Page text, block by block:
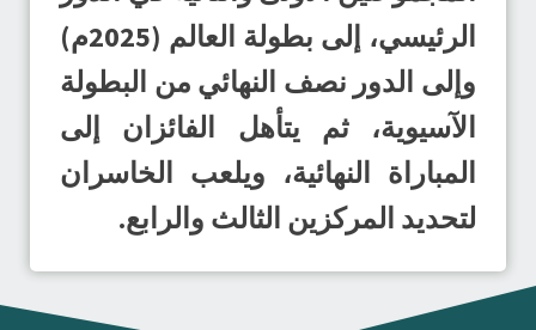
الرئيسي، إلى بطولة العالم (2025م)
وإلى الدور نصف النهائي من البطولة
الآسيوية، ثم يتأهل الفائزان إلى
المباراة النهائية، ويلعب الخاسران
لتحديد المركزين الثالث والرابع.